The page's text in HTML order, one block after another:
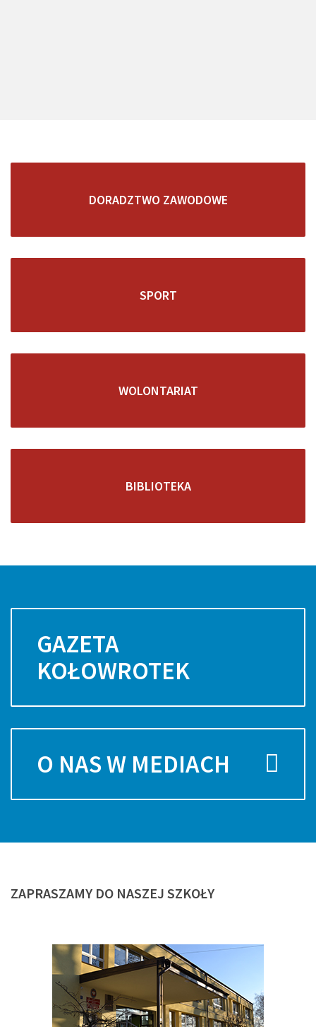
DORADZTWO ZAWODOWE
SPORT
WOLONTARIAT
BIBLIOTEKA
GAZETA
KOŁOWROTEK
O NAS W MEDIACH
ZAPRASZAMY DO NASZEJ SZKOŁY